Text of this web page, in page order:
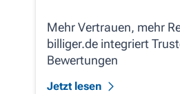
Mehr Vertrauen, mehr
billiger.de integriert
Bewertungen
Jetzt lesen